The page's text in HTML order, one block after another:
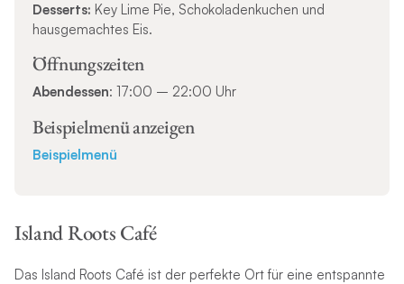
Desserts: Key Lime Pie, Schokoladenkuchen und
hausgemachtes Eis.
Öffnungszeiten
Abendessen: 17:00 – 22:00 Uhr
Beispielmenü anzeigen
Beispielmenü
Island Roots Café
Das Island Roots Café ist der perfekte Ort für eine entspannte